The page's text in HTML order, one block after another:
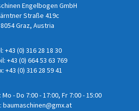
Engelbogen GmbH
Straße 419c
8054 Graz, Austria
+43 (0) 316 28 18 30
+43 (0) 664 53 63 769
+43 (0) 316 28 59 41
- Do 7:00 - 17:00, Fr 7:00 - 15:00
baumaschinen@gmx.at